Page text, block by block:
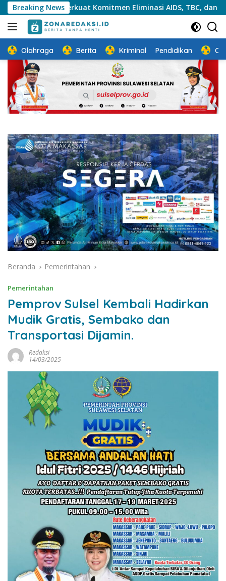
Langsung
ke
konten
Breaking News
Komitmen Eliminasi AIDS, TBC, dan Malaria
Olahraga Berita Kriminal Pendidikan
Beranda Pemerintahan
Pemerintahan
Pemprov Sulsel Kembali Hadirkan
Mudik Gratis, Sembako dan
Transportasi Dijamin.
Redaksi
14/03/2025